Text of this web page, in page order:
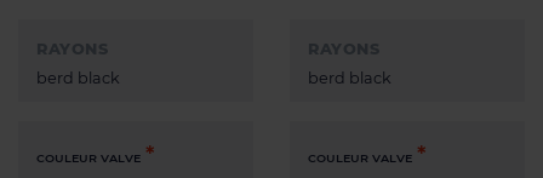
RAYONS
berd black
COULEUR VALVE
RAYONS
berd black
COULEUR VALVE